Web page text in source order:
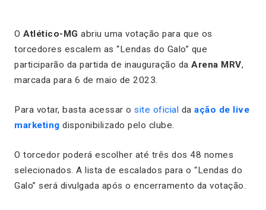
O Atlético-MG abriu uma votação para que os
torcedores escalem as “Lendas do Galo” que
participarão da partida de inauguração da Arena MRV,
marcada para 6 de maio de 2023.
Para votar, basta acessar o site oficial da ação de live
marketing disponibilizado pelo clube.
O torcedor poderá escolher até três dos 48 nomes
selecionados. A lista de escalados para o “Lendas do
Galo” será divulgada após o encerramento da votação.